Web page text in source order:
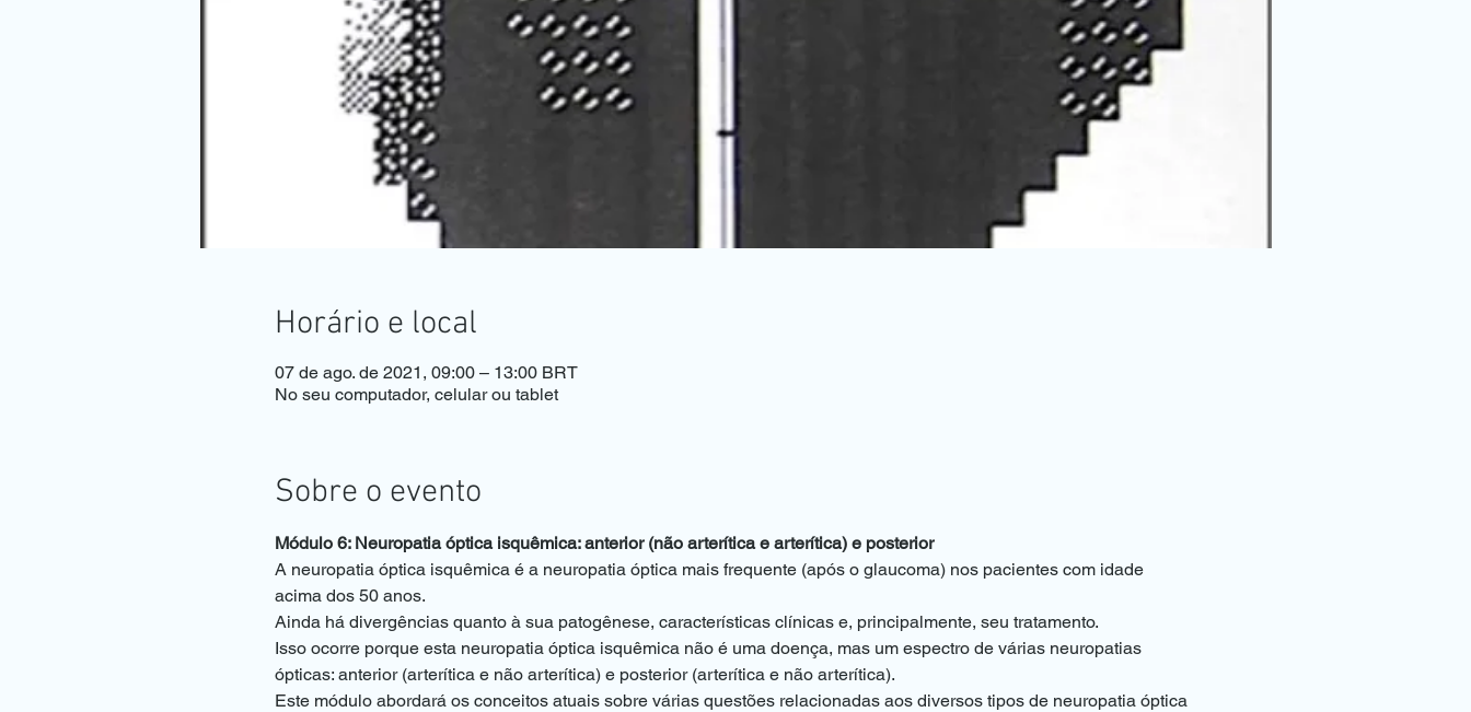
Horário e local
07 de ago. de 2021, 09:00 – 13:00 BRT
No seu computador, celular ou tablet
Sobre o evento
Módulo 6: Neuropatia óptica isquêmica: anterior (não arterítica e arterítica) e posterior
A neuropatia óptica isquêmica é a neuropatia óptica mais frequente (após o glaucoma) nos pacientes com idade
acima dos 50 anos.
Ainda há divergências quanto à sua patogênese, características clínicas e, principalmente, seu tratamento.
Isso ocorre porque esta neuropatia óptica isquêmica não é uma doença, mas um espectro de várias neuropatias
ópticas: anterior (arterítica e não arterítica) e posterior (arterítica e não arterítica).
Este módulo abordará os conceitos atuais sobre várias questões relacionadas aos diversos tipos de neuropatia óptica